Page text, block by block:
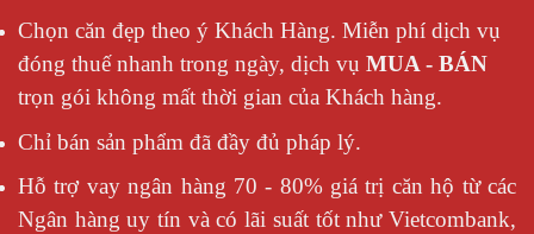
Chọn căn đẹp theo ý Khách Hàng. Miễn phí dịch vụ
đóng thuế nhanh trong ngày, dịch vụ MUA - BÁN
trọn gói không mất thời gian của Khách hàng.
Chỉ bán sản phẩm đã đầy đủ pháp lý.
Hỗ trợ vay ngân hàng 70 - 80% giá trị căn hộ từ các
Ngân hàng uy tín và có lãi suất tốt như Vietcombank,